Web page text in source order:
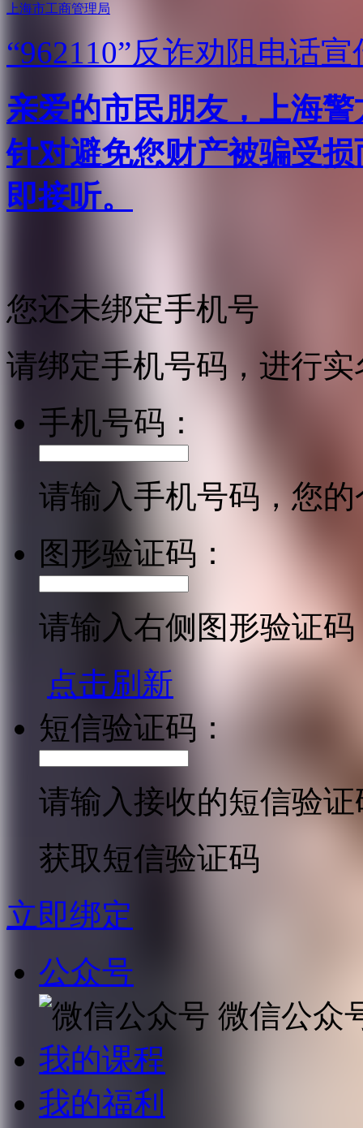
上海市工商管理局
“962110”反诈劝阻电话宣
亲爱的市民朋友，上海
针对避免您财产被骗受
即接听。
您还未绑定手机号
请绑定手机号码，进行
手机号码：
请输入手机号码，您
图形验证码：
请输入右侧图形验证码
点击刷新
短信验证码：
请输入接收的短信验证
获取短信验证码
立即绑定
公众号
微信公众
我的课程
我的福利